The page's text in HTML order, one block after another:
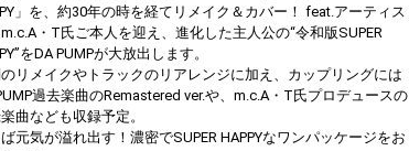
」を、約30年の時を経てリメイク＆カバー！ feat.アーティス
m.c.A・T氏ご本人を迎え、進化した主人公の“令和版SUPER
をDA PUMPが大放出します。
リメイクやトラックのリアレンジに加え、カップリングには
過去楽曲のRemastered ver.や、m.c.A・T氏プロデュースの
曲なども収録予定。
元気が溢れ出す！濃密でSUPER HAPPYなワンパッケージをお